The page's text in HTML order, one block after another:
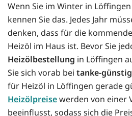
Wenn Sie im Winter in
kennen Sie das. Jedes Jahr
denken, dass für die
Heizöl im Haus ist. Bevor Sie
Heizölbestellung in Löffingen
Sie sich vorab bei tanke-günstig
für Heizöl in Löffingen gerade
Heizölpreisewerden von einer
beeinflusst, sodass sich die